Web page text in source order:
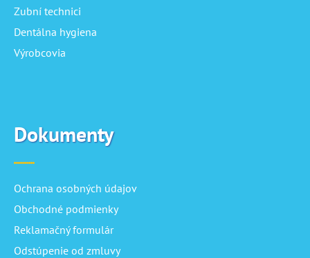
Zubní technici
Dentálna hygiena
Výrobcovia
Dokumenty
Ochrana osobných údajov
Obchodné podmienky
Reklamačný formulár
Odstúpenie od zmluvy